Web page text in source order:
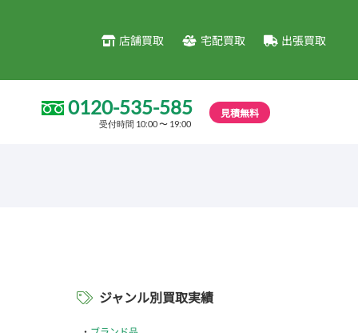
店舗買取 宅配買取 出張買取
0120-535-585
受付時間 10:00 〜 19:00
見積無料
ジャンル別買取実績